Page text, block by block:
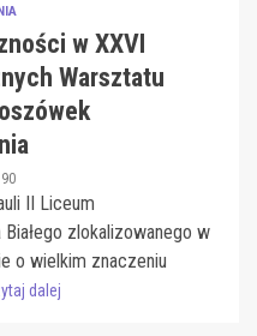
w XXVI
Warsztatu
II Liceum
Białego zlokalizowanego w
o wielkim znaczeniu
dalej